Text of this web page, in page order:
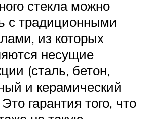
стекла можно
с традиционными
из которых
несущие
(сталь, бетон,
и керамический
гарантия того, что